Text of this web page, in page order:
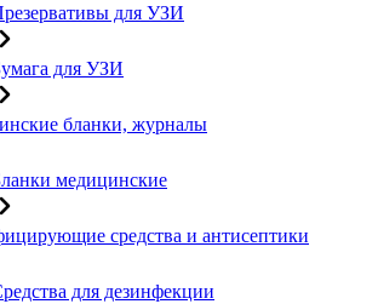
для УЗИ
для УЗИ
бланки, журналы
медицинские
средства и антисептики
для дезинфекции